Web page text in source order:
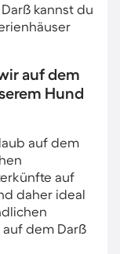
kannst du
auf dem
Hund
auf dem
auf
daher ideal
dem Darß